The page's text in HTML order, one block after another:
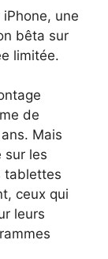
une
bêta sur
limitée.
de
Mais
sur les
tablettes
ceux qui
leurs